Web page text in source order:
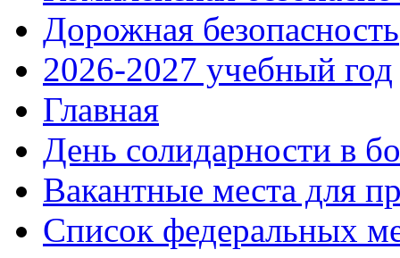
Дорожная безопасность
2026-2027 учебный год
Главная
День солидарности в
Вакантные места для
Список федеральных